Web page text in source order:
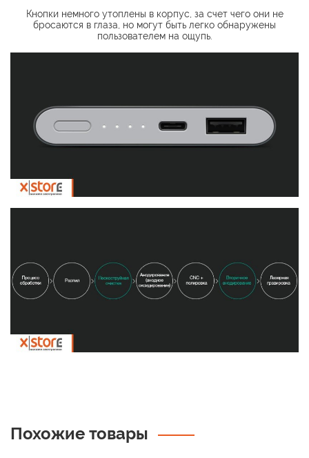
Кнопки немного утоплены в корпус, за счет чего они не
бросаются в глаза, но могут быть легко обнаружены
пользователем на ощупь.
Похожие товары